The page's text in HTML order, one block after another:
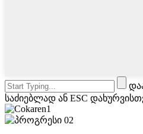
საძიებლად ან ESC